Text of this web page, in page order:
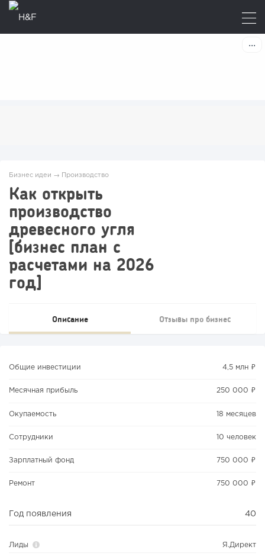
Бизнес идеи → Производство
Как открыть
производство
древесного угля
[бизнес план с
расчетами на 2026
год]
Описание Отзывы про бизнес
Общие инвестиции 4,5 млн ₽
Месячная прибыль 250 000 ₽
Окупаемость 18 месяцев
Сотрудники 10 человек
Зарплатный фонд 750 000 ₽
Ремонт 750 000 ₽
Год появления 40
Лиды Я.Директ